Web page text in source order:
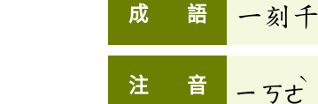
成 語 一刻
注 音 ㄧ ㄎㄜ
ˋ